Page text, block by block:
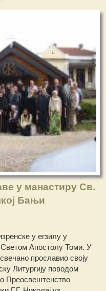
у манастиру Св.
Бањи
у егзилу у
Апостолу Томи. У
прославио своју
Литургију поводом
Преосвештенство